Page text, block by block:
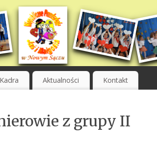
Kadra Aktualności Kontakt
z grupy II